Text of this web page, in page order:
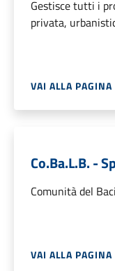
Gestisce tutti i
privata,
VAI ALLA PAGINA
Co.Ba.L.B. -
Comunità del
VAI ALLA PAGINA